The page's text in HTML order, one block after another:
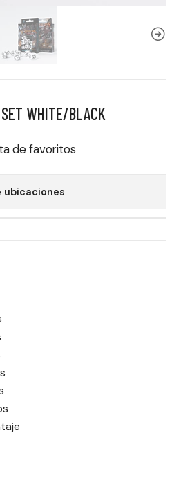
SET WHITE/BLACK
de favoritos
ubicaciones